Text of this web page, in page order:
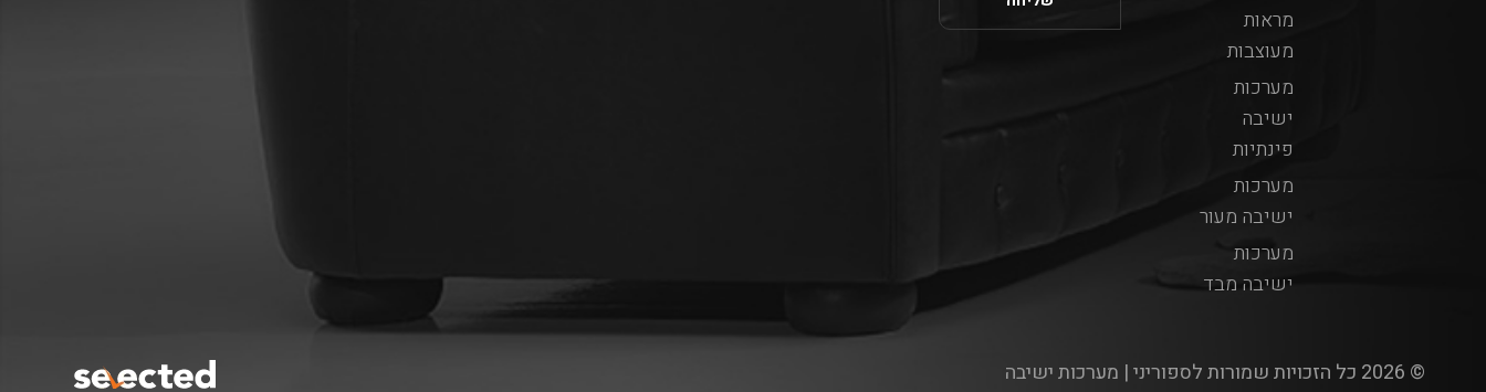
מראות
מעוצבות
מערכות
ישיבה
פינתיות
מערכות
ישיבה מעור
מערכות
ישיבה מבד
© 2026 כל הזכויות שמורות לספוריני | מערכות ישיבה